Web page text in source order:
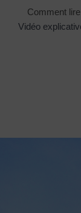
Comment
Vidéo